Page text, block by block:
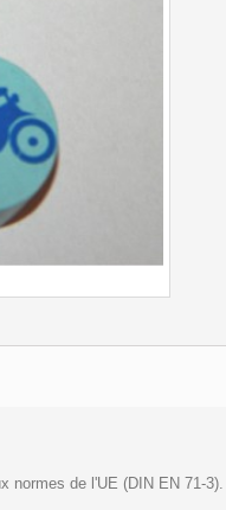
normes de l'UE (DIN EN 71-3).